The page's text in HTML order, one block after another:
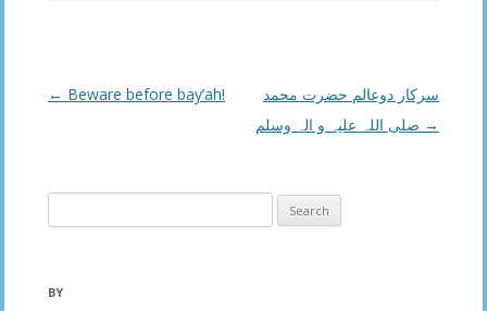
Post
← Beware before bay’ah!
سرکار دوعالم حضرت محمد
→
for:
BY